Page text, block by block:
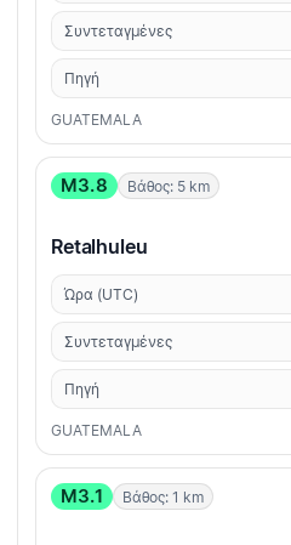
Συντεταγμένες
Πηγή
GUATEMALA
M3.8 Βάθος: 5 km
Retalhuleu
Ώρα (UTC)
Συντεταγμένες
Πηγή
GUATEMALA
M3.1 Βάθος: 1 km